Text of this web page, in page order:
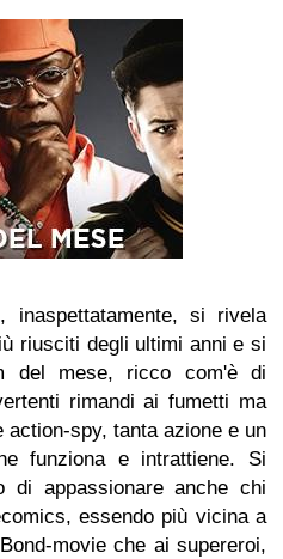
inaspettatamente, si rivela
riusciti degli ultimi anni e si
del mese, ricco com'è di
rimandi ai fumetti ma
spy, tanta azione e un
funziona e intrattiene. Si
di appassionare anche chi
essendo più vicina a
movie che ai supereroi,